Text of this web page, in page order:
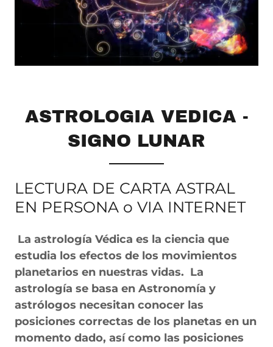
ASTROLOGIA VEDICA -
SIGNO LUNAR
LECTURA DE CARTA ASTRAL
EN PERSONA o VIA INTERNET
La astrología Védica es la ciencia que
estudia los efectos de los movimientos
planetarios en nuestras vidas. La
astrología se basa en Astronomía y
astrólogos necesitan conocer las
posiciones correctas de los planetas en un
momento dado, así como las posiciones